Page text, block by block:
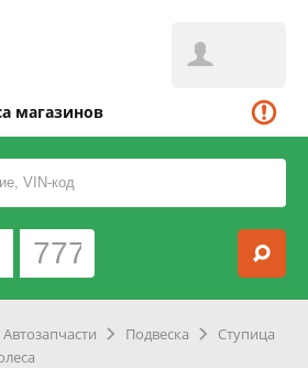
магазинов
Автозапчасти Подвеска
Ступица